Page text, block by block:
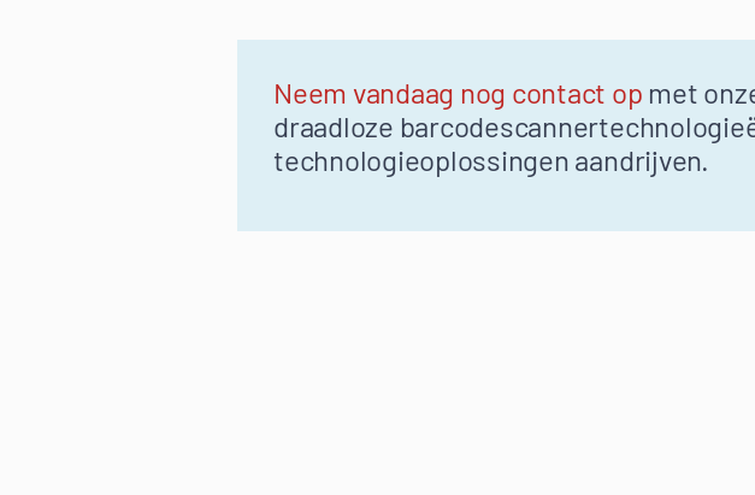
Neem vandaag nog contact op met
draadloze
technologieoplossingen aandrijven.